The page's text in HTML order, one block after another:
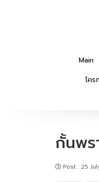
Main
โคร
กั้นพร
Post : 25